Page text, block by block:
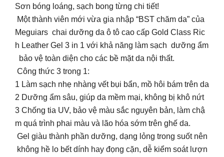
Sơn bóng loáng, sạch bong từng chi tiết!
Một thành viên mới vừa gia nhập “BST chăm da” của
Meguiars chai dưỡng da ô tô cao cấp Gold Class Ric
h Leather Gel 3 in 1 với khả năng làm sạch dưỡng ẩm
bảo vệ toàn diện cho các bề mặt da nội thất.
Công thức 3 trong 1:
1️ Làm sạch nhẹ nhàng vết bụi bẩn, mồ hôi bám trên da
2️ Dưỡng ẩm sâu, giúp da mềm mại, không bị khô nứt
3️ Chống tia UV, bảo vệ màu sắc nguyên bản, làm chậ
m quá trình phai màu và lão hóa sớm trên ghế da.
Gel giàu thành phần dưỡng, dạng lỏng trong suốt nên
không hề lo bết dính hay đọng cặn, dễ kiểm soát lượn